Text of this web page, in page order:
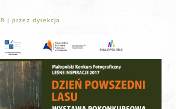
|przez dyrekcja